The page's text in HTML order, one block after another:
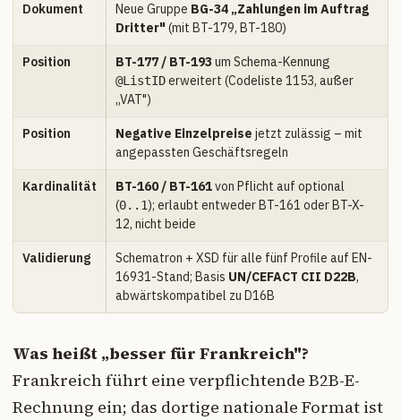
Dokument Neue Gruppe BG-34 „Zahlungen im Auftrag
Dritter"(mit BT-179, BT-180)
Position BT-177 / BT-193 um Schema-Kennung
@ListIDerweitert (Codeliste 1153, außer
„VAT")
Position Negative Einzelpreise jetzt zulässig – mit
angepassten Geschäftsregeln
Kardinalität BT-160 / BT-161von Pflicht auf optional
(0..1); erlaubt entweder BT-161 oder BT-X-
12, nicht beide
Validierung
Schematron + XSD für alle fünf Profile auf EN-
16931-Stand; Basis UN/CEFACT CII D22B,
abwärtskompatibel zu D16B
Was heißt „besser für Frankreich"?
Frankreich führt eine verpflichtende B2B-E-
Rechnung ein; das dortige nationale Format ist